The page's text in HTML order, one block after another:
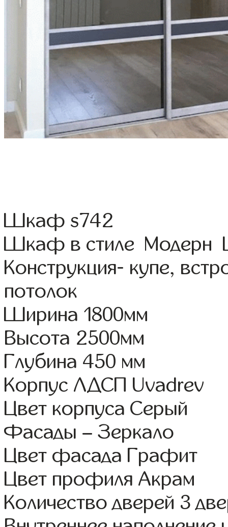
Шкаф s742
Шкаф в стиле Модерн
Конструкция- купе,
потолок
Ширина 1800мм
Высота 2500мм
Глубина 450 мм
Корпус ЛДСП Uvadrev
Цвет корпуса Серый
Фасады – Зеркало
Цвет фасада Графит
Цвет профиля Акрам
Количество дверей 3